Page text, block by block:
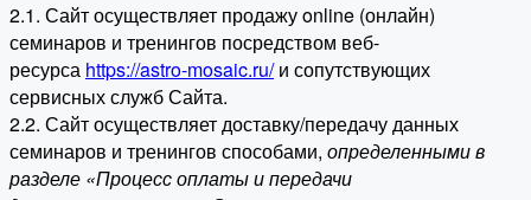
2.1. Сайт осуществляет продажу online (онлайн)
семинаров и тренингов посредством веб-
ресурса https://astro-mosaic.ru/и сопутствующих
сервисных служб Сайта.
2.2. Сайт осуществляет доставку/передачу данных
семинаров и тренингов способами, определенными в
разделе «Процесс оплаты и передачи